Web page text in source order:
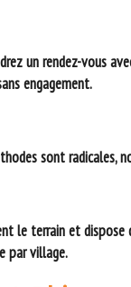
un rendez-vous
engagement.
sont radicales,
le terrain et dispose
par village.